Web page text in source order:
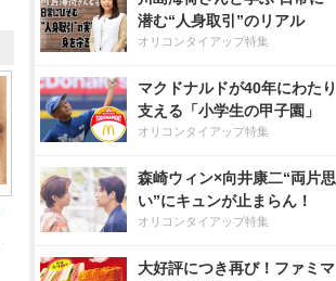
潜む“人身取引”のリアル
オリコンタイアップ特集
マクドナルドが40年にわたり
支える「小学生の甲子園」
オリコンタイアップ特集
森崎ウィン×向井康二“両片思
い”にキュンが止まらん！
オリコンタイアップ特集
大好評につき再び！ファミマ